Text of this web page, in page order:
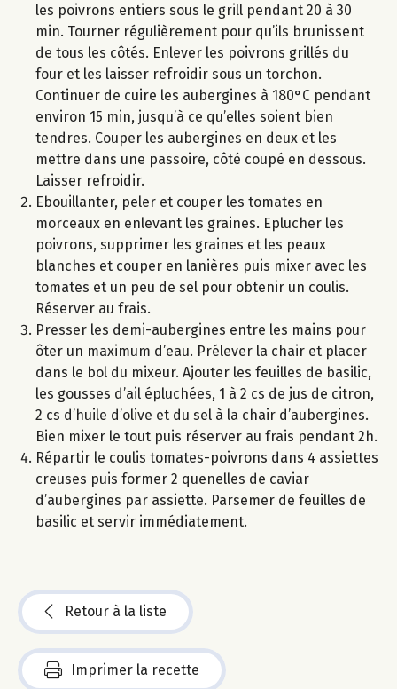
les poivrons entiers sous le grill pendant 20 à 30
min. Tourner régulièrement pour qu’ils brunissent
de tous les côtés. Enlever les poivrons grillés du
four et les laisser refroidir sous un torchon.
Continuer de cuire les aubergines à 180°C pendant
environ 15 min, jusqu’à ce qu’elles soient bien
tendres. Couper les aubergines en deux et les
mettre dans une passoire, côté coupé en dessous.
Laisser refroidir.
Ebouillanter, peler et couper les tomates en
morceaux en enlevant les graines. Eplucher les
poivrons, supprimer les graines et les peaux
blanches et couper en lanières puis mixer avec les
tomates et un peu de sel pour obtenir un coulis.
Réserver au frais.
Presser les demi-aubergines entre les mains pour
ôter un maximum d’eau. Prélever la chair et placer
dans le bol du mixeur. Ajouter les feuilles de basilic,
les gousses d’ail épluchées, 1 à 2 cs de jus de citron,
2 cs d’huile d’olive et du sel à la chair d’aubergines.
Bien mixer le tout puis réserver au frais pendant 2h.
Répartir le coulis tomates-poivrons dans 4 assiettes
creuses puis former 2 quenelles de caviar
d’aubergines par assiette. Parsemer de feuilles de
basilic et servir immédiatement.
Retour à la liste
Imprimer la recette